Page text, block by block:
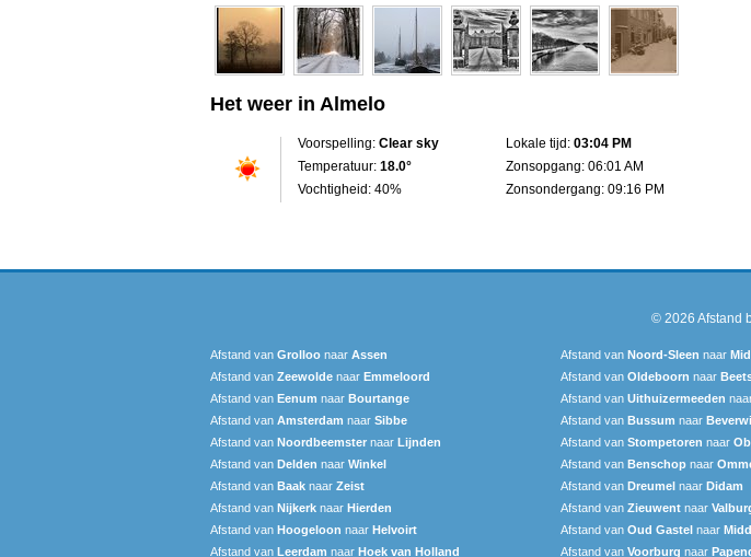
Het weer in Almelo
Voorspelling: Clear sky
Temperatuur: 18.0°
Vochtigheid: 40%
Lokale tijd: 03:04 PM
Zonsopgang: 06:01 AM
Zonsondergang: 09:16 PM
© 2026 Afstand
Afstand van Grolloo naar Assen Afstand van Noord-Sleen naar
Afstand van Zeewolde naar Emmeloord Afstand van Oldeboorn naar
Afstand van Eenum naar Bourtange Afstand van Uithuizermeeden
Afstand van Amsterdam naar Sibbe Afstand van Bussum naar
Afstand van Noordbeemster naar Lijnden Afstand van Stompetoren naar
Afstand van Delden naar Winkel Afstand van Benschop naar
Afstand van Baak naar Zeist Afstand van Dreumel naar Didam
Afstand van Nijkerk naar Hierden Afstand van Zieuwent naar
Afstand van Hoogeloon naar Helvoirt Afstand van Oud Gastel naar
Afstand van Leerdam naar Hoek van Holland Afstand van Voorburg naar